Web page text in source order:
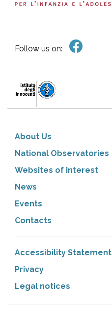
Follow us on:
About Us
National Observatories
Websites of interest
News
Events
Contacts
Accessibility Statement
Privacy
Legal notices